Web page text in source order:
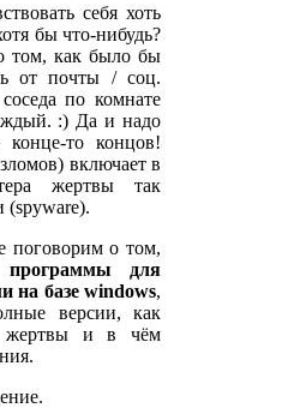
себя хоть
бы что-нибудь?
том, как было бы
от почты / соц.
по комнате
:) Да и надо
то концов!
включает в
жертвы так
(spyware).
поговорим о том,
программы для
на базе windows,
версии, как
жертвы и в чём